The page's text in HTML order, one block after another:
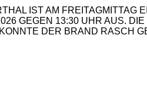
IST AM FREITAGMITTAG EIN
13:30 UHR AUS. DIE
DER BRAND RASCH